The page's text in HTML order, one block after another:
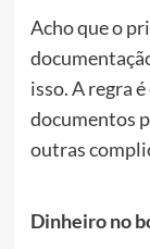
Acho que o
isso. A regra
documentos
outras
Dinheiro no